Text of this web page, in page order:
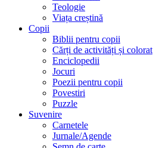
Teologie
Viața creștină
Copii
Biblii pentru copii
Cărți de activități și colorat
Enciclopedii
Jocuri
Poezii pentru copii
Povestiri
Puzzle
Suvenire
Carnetele
Jurnale/Agende